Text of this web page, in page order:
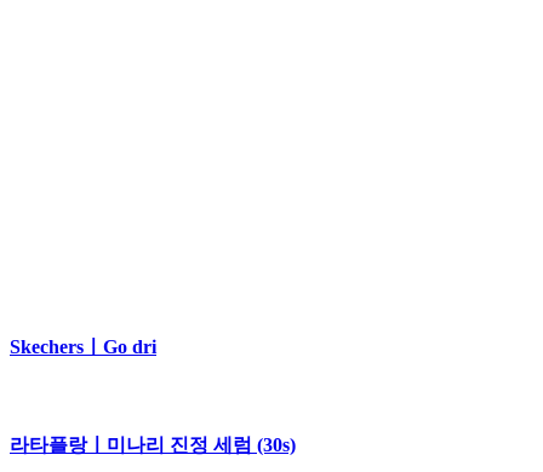
SkechersㅣGo dri
라타플랑ㅣ미나리 진정 세럼 (30s)